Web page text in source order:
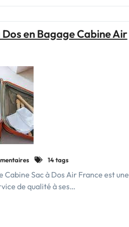
en Bagage Cabine Air
14 tags
Sac à Dos Air France est une
de qualité à ses…